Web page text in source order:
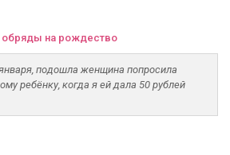
обряды на рождество
подошла женщина попросила
ребёнку, когда я ей дала 50 рублей